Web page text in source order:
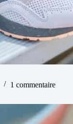
1 commentaire